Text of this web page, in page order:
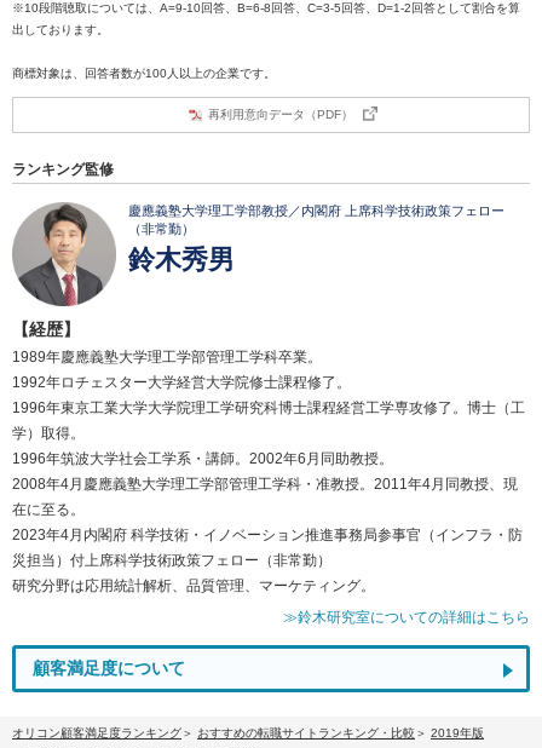
※10段階聴取については、A=9-10回答、B=6-8回答、C=3-5回答、D=1-2回答として割合を算
出しております。
商標対象は、回答者数が100人以上の企業です。
再利用意向データ（PDF）
ランキング監修
慶應義塾大学理工学部教授／内閣府 上席科学技術政策フェロー
（非常勤）
鈴木秀男
【経歴】
1989年慶應義塾大学理工学部管理工学科卒業。
1992年ロチェスター大学経営大学院修士課程修了。
1996年東京工業大学大学院理工学研究科博士課程経営工学専攻修了。博士（工
学）取得。
1996年筑波大学社会工学系・講師。2002年6月同助教授。
2008年4月慶應義塾大学理工学部管理工学科・准教授。2011年4月同教授、現
在に至る。
2023年4月内閣府 科学技術・イノベーション推進事務局参事官（インフラ・防
災担当）付上席科学技術政策フェロー（非常勤）
研究分野は応用統計解析、品質管理、マーケティング。
≫鈴木研究室についての詳細はこちら
顧客満足度について
オリコン顧客満足度ランキング おすすめの転職サイトランキング・比較
2019年版